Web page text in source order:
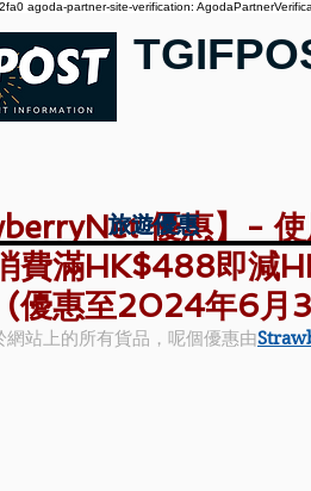
agoda-partner-site-verification:
旅遊優惠
旅遊優惠優惠】-
費滿HK$488即減
優惠至2024年6月
網站上的所有貨品，呢個優惠由